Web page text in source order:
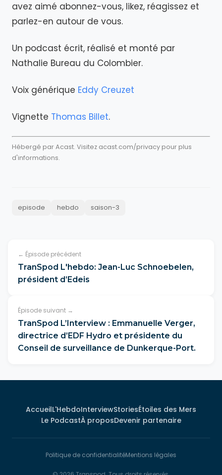
avez aimé abonnez-vous, likez, réagissez et
parlez-en autour de vous.
Un podcast écrit, réalisé et monté par
Nathalie Bureau du Colombier.
Voix générique Eddy Creuzet
Vignette Thomas Billet.
Hébergé par Acast. Visitez acast.com/privacy pour plus
d'informations.
episode hebdo saison-3
← Épisode précédent
TranSpod L'hebdo: Jean-Luc Schnoebelen,
président d’Edeis
Épisode suivant →
TranSpod L’Interview : Emmanuelle Verger,
directrice d’EDF Hydro et présidente du
Conseil de surveillance de Dunkerque-Port.
AccueilL'HebdoInterviewStoriesÉtoiles des Mers
Le PodcastÀ proposDevenir partenaire
Politique de confidentialitéMentions légales